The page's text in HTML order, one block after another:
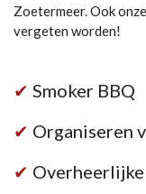
Zoetermeer. Ook
vergeten worden!
✔ Smoker BBQ
✔ Organiseren
✔